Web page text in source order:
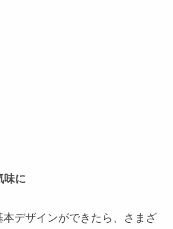
味に
デザインができたら、さまざ